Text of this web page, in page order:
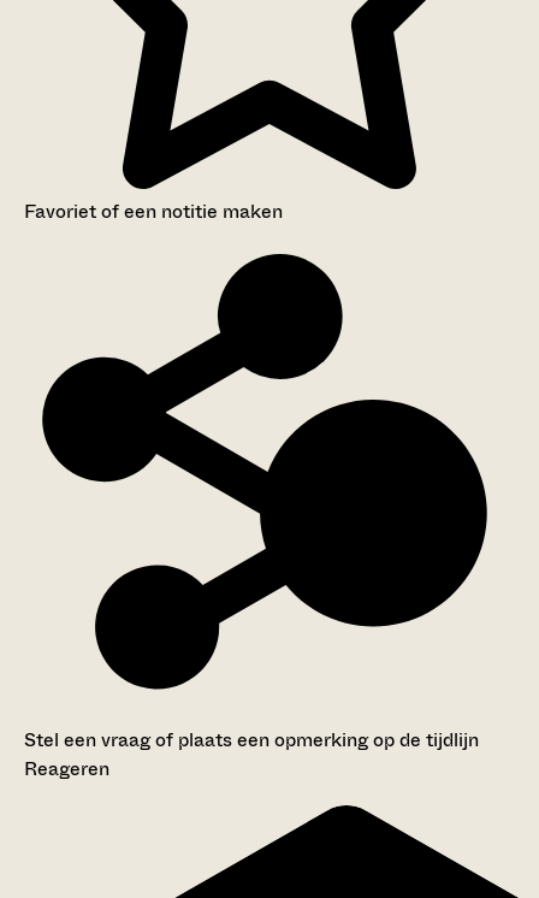
Favoriet of een notitie maken
Stel een vraag of plaats een opmerking op de tijdlijn
Reageren